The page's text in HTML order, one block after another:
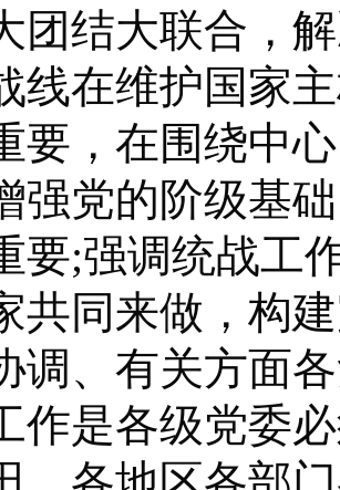
团结大联合，
线在维护国家
要，在围绕中
强党的阶级基
要;强调统战工
共同来做，构
调、有关方面
作是各级党委